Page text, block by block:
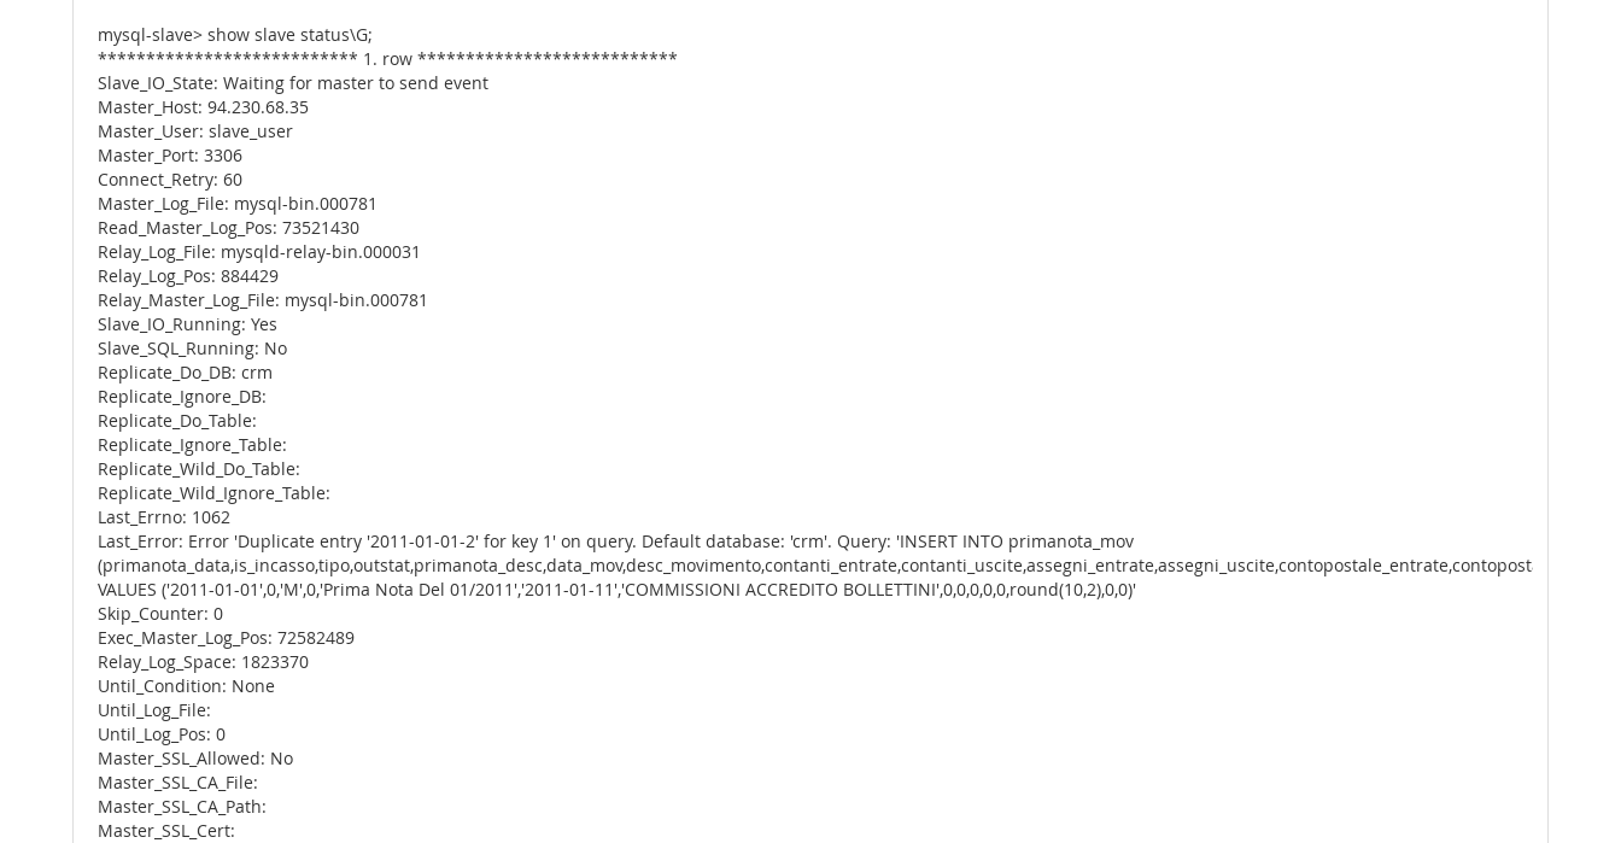
mysql-slave> show slave status\G;
*************************** 1. row ***************************
Slave_IO_State: Waiting for master to send event
Master_Host: 94.230.68.35
Master_User: slave_user
Master_Port: 3306
Connect_Retry: 60
Master_Log_File: mysql-bin.000781
Read_Master_Log_Pos: 73521430
Relay_Log_File: mysqld-relay-bin.000031
Relay_Log_Pos: 884429
Relay_Master_Log_File: mysql-bin.000781
Slave_IO_Running: Yes
Slave_SQL_Running: No
Replicate_Do_DB: crm
Replicate_Ignore_DB:
Replicate_Do_Table:
Replicate_Ignore_Table:
Replicate_Wild_Do_Table:
Replicate_Wild_Ignore_Table:
Last_Errno: 1062
Last_Error: Error 'Duplicate entry '2011-01-01-2' for key 1' on query. Default database: 'crm'. Query: 'INSERT INTO primanota_mov
VALUES ('2011-01-01',0,'M',0,'Prima Nota Del 01/2011','2011-01-11','COMMISSIONI ACCREDITO BOLLETTINI',0,0,0,0,0,round(10,2),0,0)'
Skip_Counter: 0
Exec_Master_Log_Pos: 72582489
Relay_Log_Space: 1823370
Until_Condition: None
Until_Log_File:
Until_Log_Pos: 0
Master_SSL_Allowed: No
Master_SSL_CA_File:
Master_SSL_CA_Path:
Master_SSL_Cert: